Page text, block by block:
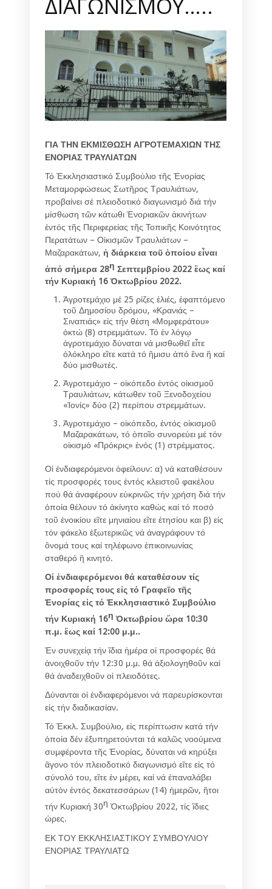
ΓΙΑ ΤΗΝ ΕΚΜΙΣΘΩΣΗ ΑΓΡΟΤΕΜΑΧΙΩΝ ΤΗΣ
ΕΝΟΡΙΑΣ ΤΡΑΥΛΙΑΤΩΝ
Τό Ἐκκλησιαστικό Συμβούλιο τῆς Ἐνορίας
Μεταμορφώσεως Σωτῆρος Τραυλιάτων,
προβαίνει σέ πλειοδοτικό διαγωνισμό διά τήν
μίσθωση τῶν κάτωθι Ἐνοριακῶν ἀκινήτων
ἐντός τῆς Περιφερείας τῆς Τοπικῆς Κοινότητος
Περατάτων – Οἰκισμῶν Τραυλιάτων –
Μαζαρακάτων, ἡ διάρκεια τοῦ ὁποίου εἶναι
ἀπό σήμερα 28η Σεπτεμβρίου 2022 ἓως καί
τήν Κυριακή 16 Ὀκτωβρίου 2022.
Ἀγροτεμάχιο μέ 25 ρίζες ἐλιές, ἐφαπτόμενο
τοῦ Δημοσίου δρόμου, «Κρανιάς –
Σιναπιάς» εἰς τήν θέση «Μομφεράτου»
ὀκτώ (8) στρεμμάτων. Τό ἐν λόγῳ
ἀγροτεμάχιο δύναται νά μισθωθεῖ εἶτε
ὁλόκληρο εἲτε κατά τό ἢμισυ ἀπό ἓνα ἢ καί
δύο μισθωτές.
Ἀγροτεμάχιο – οἰκόπεδο ἐντός οἰκισμοῦ
Τραυλιάτων, κάτωθεν τοῦ Ξενοδοχείου
«Ἰονίς» δύο (2) περίπου στρεμμάτων.
Ἀγροτεμάχιο – οἰκόπεδο, ἐντός οἰκισμοῦ
Μαζαρακάτων, τό ὁποῖο συνορεύει μέ τόν
οἰκισμό «Πρόκρις» ἑνός (1) στρέμματος.
Οἱ ἐνδιαφερόμενοι ὁφείλουν: α) νά καταθέσουν
τίς προσφορές τους ἐντός κλειστοῦ φακέλου
πού θά ἀναφέρουν εὐκρινῶς τήν χρήση διά τήν
ὁποία θέλουν τό ἀκίνητο καθώς καί τό ποσό
τοῦ ἐνοικίου εἲτε μηνιαίου εἲτε ἐτησίου και β) εἰς
τόν φάκελο ἐξωτερικῶς νά ἀναγράφουν τό
ὂνομά τους καί τηλέφωνο ἐπικοινωνίας
σταθερό ἢ κινητό.
Οἱ ἐνδιαφερόμενοι θά καταθέσουν τίς
προσφορές τους εἰς τό Γραφεῖο τῆς
Ἐνορίας εἰς τό Ἐκκλησιαστικό Συμβούλιο
τήν Κυριακή 16η Ὀκτωβρίου ὣρα 10:30
π.μ. ἒως καί 12:00 μ.μ..
Ἐν συνεχείᾳ τήν ἲδια ἡμέρα οἱ προσφορές θά
ἀνοιχθοῦν τήν 12:30 μ.μ. θά ἀξιολογηθοῦν καί
θά ἀναδειχθοῦν οἱ πλειοδότες.
Δύνανται οἱ ἐνδιαφερόμενοι νά παρευρίσκονται
εἰς τήν διαδικασίαν.
Τό Ἐκκλ. Συμβούλιο, εἰς περίπτωσιν κατά τήν
ὁποία δέν ἐξυπηρετούνται τά καλῶς νοούμενα
συμφέροντα τῆς Ἐνορίας, δύναται νά κηρύξει
ἂγονο τόν πλειοδοτικό διαγωνισμό εἲτε εἰς τό
σύνολό του, εἲτε ἐν μέρει, καί νά ἐπαναλάβει
αὐτὀν ἐντός δεκατεσσάρων (14) ἡμερῶν, ἢτοι
τήν Κυριακή 30η Ὀκτωβρίου 2022, τίς ἲδιες
ὡρες.
ΕΚ ΤΟΥ ΕΚΚΛΗΣΙΑΣΤΙΚΟΥ ΣΥΜΒΟΥΛΙΟΥ
ΕΝΟΡΙΑΣ ΤΡΑΥΛΙΑΤΩ